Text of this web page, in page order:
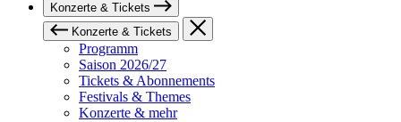
Konzerte & Tickets
Konzerte & Tickets
Programm
Saison 2026/27
Tickets & Abonnements
Festivals & Themes
Konzerte & mehr